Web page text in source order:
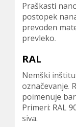
Praškasti
postopek
prevoden
prevleko.
RAL
Nemški
označevanje.
poimenuje
Primeri: RAL
siva.